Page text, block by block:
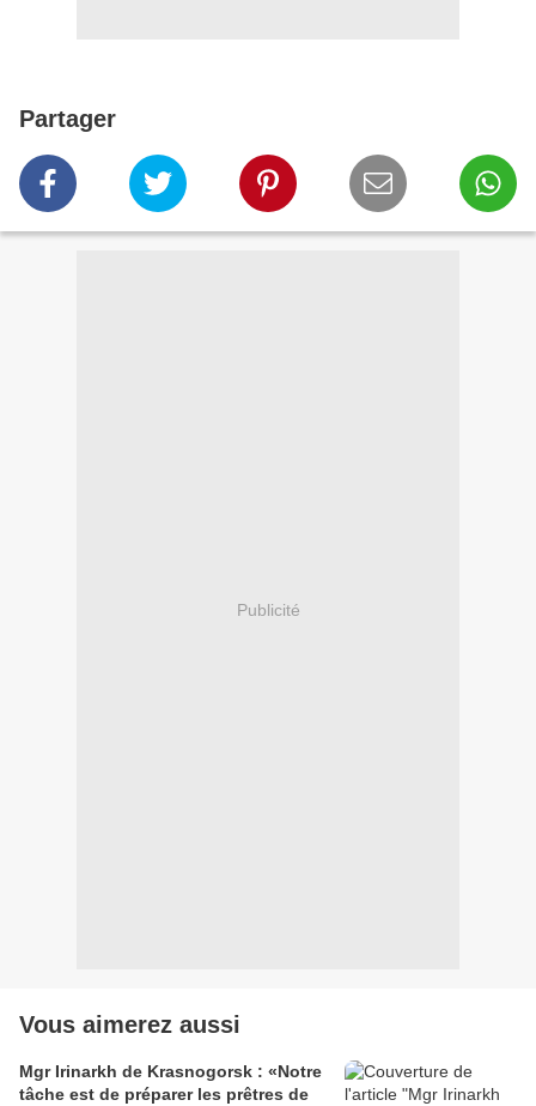
Partager
Publicité
Vous aimerez aussi
Mgr Irinarkh de Krasnogorsk : «Notre
tâche est de préparer les prêtres de